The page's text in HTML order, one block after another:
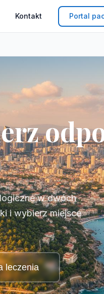
Kontakt Portal
w dwóch
i wybierz miejsce
leczenia